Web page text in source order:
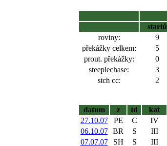
startů
roviny:
9
překážky celkem:
5
prout. překážky:
0
steeplechase:
3
stch cc:
2
datum
z td kat
27.10.07
PE C IV
06.10.07
BR S III
07.07.07
SH S III